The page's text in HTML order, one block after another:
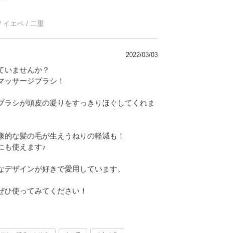
イエベ / 二重
2022/03/03
いませんか？
ッサージブラシ！
ラシが頭皮の凝りをすっきりほぐしてくれま
な髪の毛が生えうねりの軽減も！
も使えます♪
ザインが好きで愛用しています。
使ってみてください！